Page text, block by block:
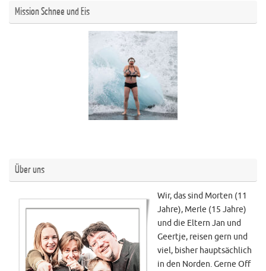
Mission Schnee und Eis
Über uns
Wir, das sind Morten (11
Jahre), Merle (15 Jahre)
und die Eltern Jan und
Geertje, reisen gern und
viel, bisher hauptsächlich
in den Norden. Gerne Off